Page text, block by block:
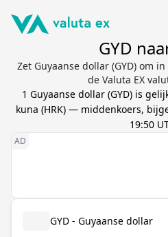
GYD
Zet Guyaanse dollar (GYD) om
de Valuta EX
1 Guyaanse dollar (GYD) is
kuna (HRK) — middenkoers,
19:50
GYD - Guyaanse dollar